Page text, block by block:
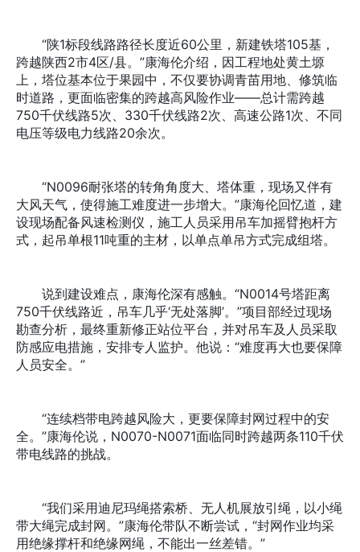
“陕1标段线路路径长度近60公里，新建铁塔105基，
跨越陕西2市4区/县。”康海伦介绍，因工程地处黄土塬
上，塔位基本位于果园中，不仅要协调青苗用地、修筑临
时道路，更面临密集的跨越高风险作业——总计需跨越
750千伏线路5次、330千伏线路2次、高速公路1次、不同
电压等级电力线路20余次。
“N0096耐张塔的转角角度大、塔体重，现场又伴有
大风天气，使得施工难度进一步增大。”康海伦回忆道，建
设现场配备风速检测仪，施工人员采用吊车加摇臂抱杆方
式，起吊单根11吨重的主材，以单点单吊方式完成组塔。
说到建设难点，康海伦深有感触。“N0014号塔距离
750千伏线路近，吊车几乎‘无处落脚’。”项目部经过现场
勘查分析，最终重新修正站位平台，并对吊车及人员采取
防感应电措施，安排专人监护。他说：“难度再大也要保障
人员安全。”
“连续档带电跨越风险大，更要保障封网过程中的安
全。”康海伦说，N0070-N0071面临同时跨越两条110千伏
带电线路的挑战。
“我们采用迪尼玛绳搭索桥、无人机展放引绳，以小绳
带大绳完成封网。”康海伦带队不断尝试，“封网作业均采
用绝缘撑杆和绝缘网绳，不能出一丝差错。”